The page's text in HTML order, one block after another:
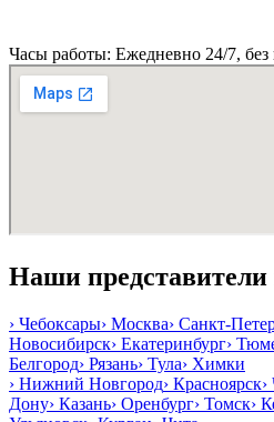
Часы работы: Ежедневно 24/7,
Наши представители
› Чебоксары› Москва› Санкт-
Новосибирск› Екатеринбург›
Белгород› Рязань› Тула› Химки
› Нижний Новгород› Красноярск›
Дону› Казань› Оренбург› Томск›